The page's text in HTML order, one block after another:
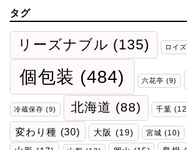
タグ
リーズナブル (135) ロイズ
個包装 (484) 六花亭 (9)
冷蔵保存 (9) 北海道 (88) 千葉
変わり種 (30) 大阪 (19) 宮城 (10)